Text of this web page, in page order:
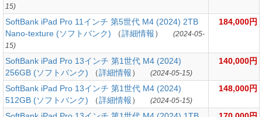
15)
SoftBank iPad Pro 11インチ 第5世代 M4 (2024) 2TB
Nano-texture (ソフトバンク)
（詳細情報）
(2024-05-
15)
184,000円
SoftBank iPad Pro 13インチ 第1世代 M4 (2024)
256GB (ソフトバンク)
（詳細情報） (2024-05-15)
140,000円
SoftBank iPad Pro 13インチ 第1世代 M4 (2024)
512GB (ソフトバンク)
（詳細情報） (2024-05-15)
148,000円